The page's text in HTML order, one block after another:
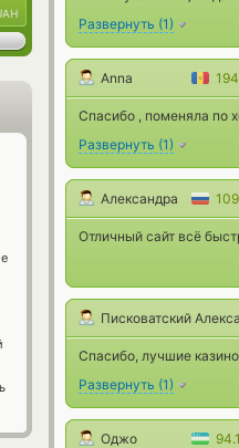
Развернуть (1)
Anna
Спасибо , поменяла по
Развернуть (1)
Александра
Отличный сайт всё
Писковатский
Спасибо, лучшие казино
Развернуть (1)
Оджо